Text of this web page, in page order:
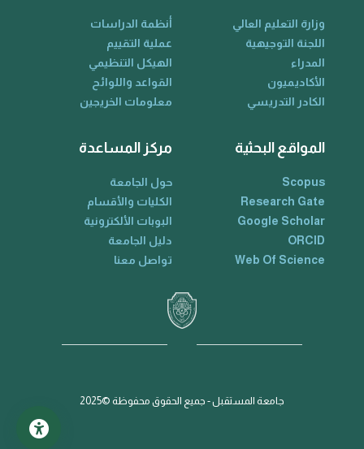
وزارة التعليم العالي
اللجنة التوجيهية
المدراء
الأكاديميون
الكادر التدريسي
أنظمة الدراسات
عملية التقييم
الهيكل التنظيمي
القواعد واللوائح
معلومات الخريجين
المواقع البحثية
Scopus
Research Gate
Google Scholar
ORCID
Web Of Science
مركز المساعدة
حول الجامعة
الكليات والأقسام
البوبات الألكترونية
دليل الجامعة
تواصل معنا
جامعة المستقبل - جميع الحقوق محفوظة ©2025